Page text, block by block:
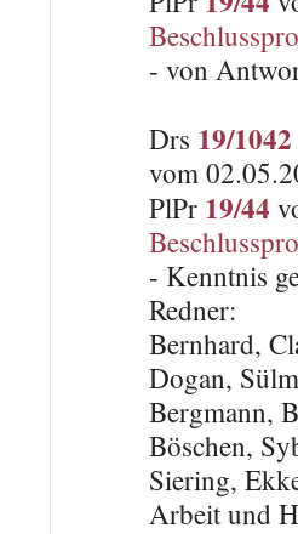
- von
Drs 19/1042
vom
PlPr 19/44
- Kenntnis
Redner:
Bernhard,
Dogan,
Bergmann,
Böschen,
Siering,
Arbeit und